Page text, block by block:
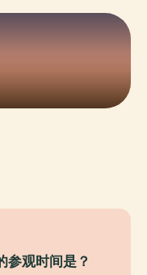
参观时间是？